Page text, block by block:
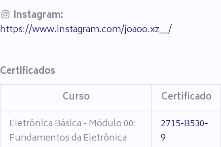
Instagram:
https://www.instagram.com/joaoo.xz__/
Certificados
Curso
Certificado
Eletrônica Básica - Módulo 00:
Fundamentos da Eletrônica
2715-B530-
9